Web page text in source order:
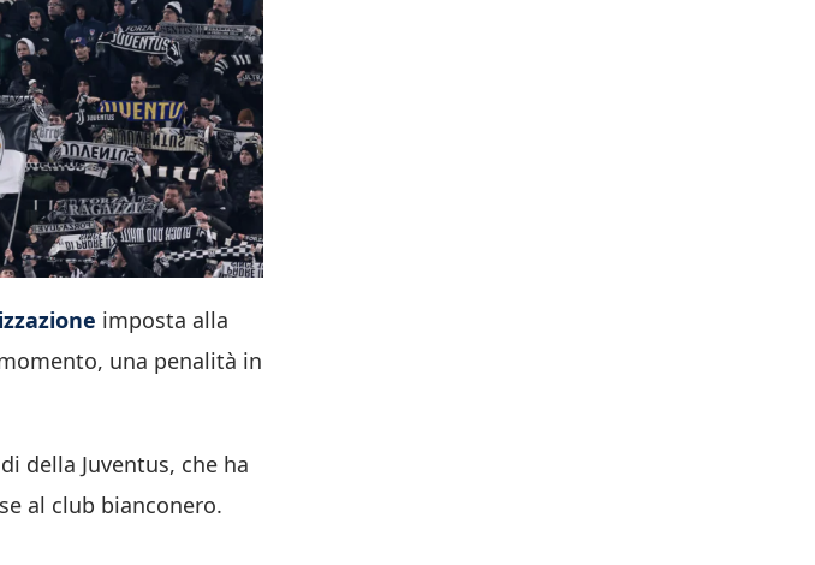
imposta alla
una penalità in
della Juventus, che ha
al club bianconero.